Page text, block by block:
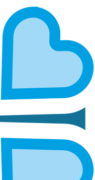
данных
налоговый учет
Подписаться